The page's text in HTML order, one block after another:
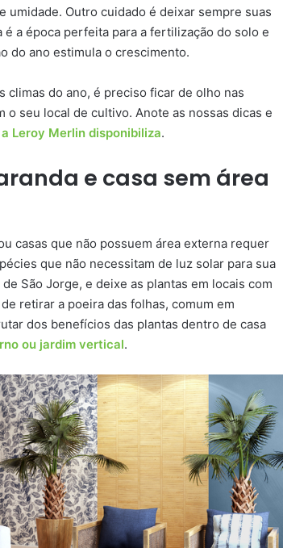
umidade. Outro cuidado é deixar sempre suas
a época perfeita para a fertilização do solo e
do ano estimula o crescimento.
do ano, é preciso ficar de olho nas
o seu local de cultivo. Anote as nossas dicas e
Leroy Merlin disponibiliza.
e casa sem área
casas que não possuem área externa requer
que não necessitam de luz solar para sua
São Jorge, e deixe as plantas em locais com
retirar a poeira das folhas, comum em
dos benefícios das plantas dentro de casa
ou jardim vertical.